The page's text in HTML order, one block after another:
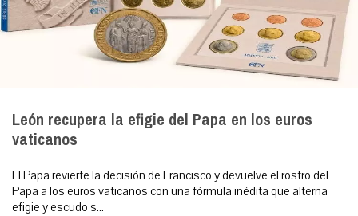
León recupera la efigie del Papa en los euros
vaticanos
El Papa revierte la decisión de Francisco y devuelve el rostro del
Papa a los euros vaticanos con una fórmula inédita que alterna
efigie y escudo s...